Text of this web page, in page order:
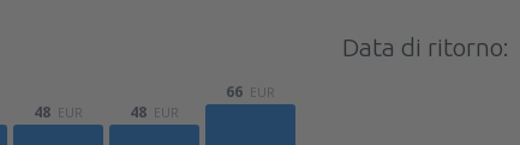
48 EUR 48 EUR
66 EUR
Data di ritorno: